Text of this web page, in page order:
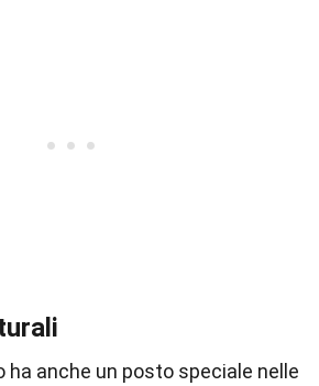
ha anche un posto speciale nelle